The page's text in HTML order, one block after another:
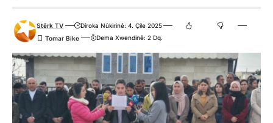
Stêrk TV
Dîroka Nûkirinê: 4. Çile 2025
Dema Xwendinê: 2 Dq.